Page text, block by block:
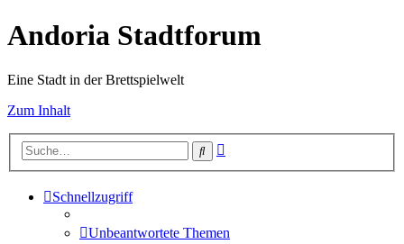
Andoria Stadtforum
Eine Stadt in der Brettspielwelt
Zum Inhalt
Suche
Schnellzugriff
Unbeantwortete Themen